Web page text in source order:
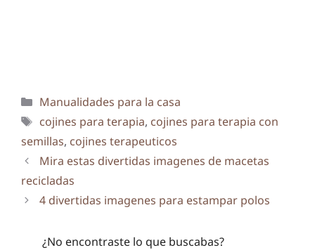
Categorías
Manualidades para la casa
Etiquetas
cojines para terapia, cojines para terapia con
semillas, cojines terapeuticos
Mira estas divertidas imagenes de macetas
recicladas
4 divertidas imagenes para estampar polos
¿No encontraste lo que buscabas?